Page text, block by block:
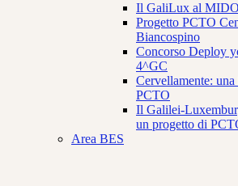
Il GaliLux al
Progetto PCTO
Biancospino
Concorso Deploy
4^GC
Cervellamente:
PCTO
Il Galilei-
un progetto di
Area BES